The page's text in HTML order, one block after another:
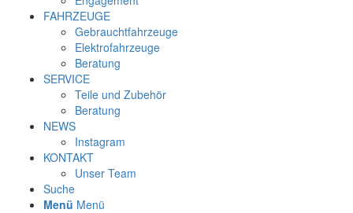
FAHRZEUGE
Gebrauchtfahrzeuge
Elektrofahrzeuge
Beratung
SERVICE
Teile und Zubehör
Beratung
NEWS
Instagram
KONTAKT
Unser Team
Suche
Menü Menü